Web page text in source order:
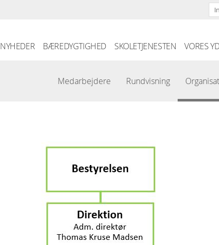
NYHEDER BÆREDYGTIGHED SKOLETJENESTEN VORES
Medarbejdere Rundvisning